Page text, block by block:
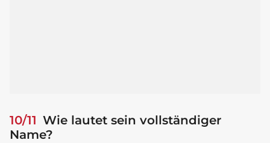
10/11 Wie lautet sein vollständiger
Name?